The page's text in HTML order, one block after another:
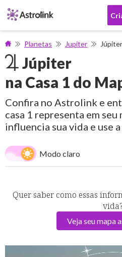
Planetas Jupiter
Júpiter
na Casa 1 do
Confira no Astrolink e
casa 1 representa em seu
influencia sua vida e use
Modo claro
Quer saber como essas
Veja seu mapa